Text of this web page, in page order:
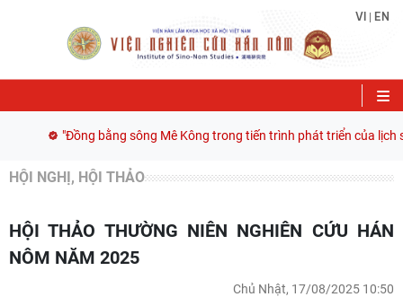
VI EN
"Đồng bằng sông Mê Kông trong tiến trình phát triển của lịch
HỘI NGHỊ, HỘI THẢO
HỘI THẢO THƯỜNG NIÊN NGHIÊN CỨU HÁN
NÔM NĂM 2025
Chủ Nhật, 17/08/2025 10:50